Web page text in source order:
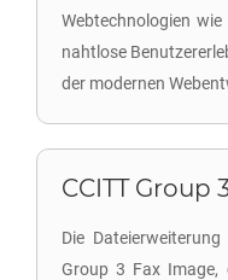
Webtechnologien
nahtlose
der modernen
CCITT Group
Die
Group 3 Fax Image,